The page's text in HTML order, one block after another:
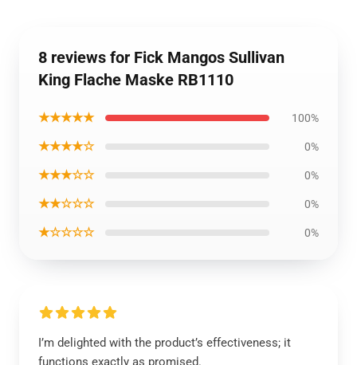
8 reviews for Fick Mangos Sullivan
King Flache Maske RB1110
★★★★★ 100%
★★★★☆ 0%
★★★☆☆ 0%
★★☆☆☆ 0%
★☆☆☆☆ 0%
I’m delighted with the product’s effectiveness; it
functions exactly as promised.